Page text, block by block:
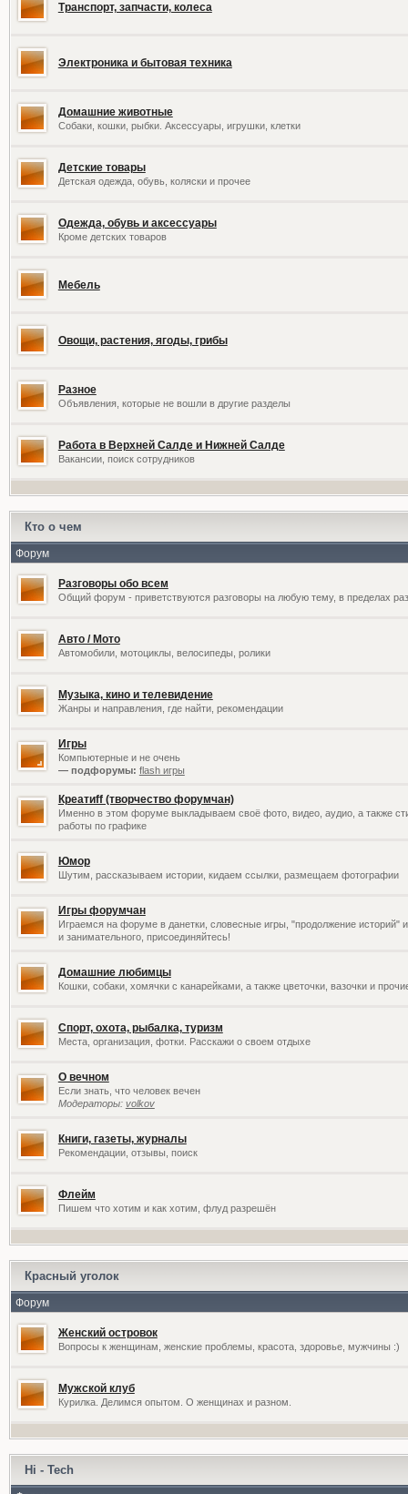
Транспорт, запчасти, колеса
Электроника и бытовая техника
Домашние животные
Собаки, кошки, рыбки. Аксессуары, игрушки, клетки
Детские товары
Детская одежда, обувь, коляски и прочее
Одежда, обувь и аксессуары
Кроме детских товаров
Мебель
Овощи, растения, ягоды, грибы
Разное
Объявления, которые не вошли в другие разделы
Работа в Верхней Салде и Нижней Салде
Вакансии, поиск сотрудников
Кто о чем
Форум
Разговоры обо всем
Общий форум - приветствуются разговоры на любую тему, в пределах
Авто / Мото
Автомобили, мотоциклы, велосипеды, ролики
Музыка, кино и телевидение
Жанры и направления, где найти, рекомендации
Игры
Компьютерные и не очень
— подфорумы: flash игры
Креатиff (творчество форумчан)
Именно в этом форуме выкладываем своё фото, видео, аудио, а также
работы по графике
Юмор
Шутим, рассказываем истории, кидаем ссылки, размещаем фотографии
Игры форумчан
Играемся на форуме в данетки, словесные игры, "продолжение историй"
и занимательного, присоединяйтесь!
Домашние любимцы
Кошки, собаки, хомячки с канарейками, а также цветочки, вазочки и
Спорт, охота, рыбалка, туризм
Места, организация, фотки. Расскажи о своем отдыхе
О вечном
Если знать, что человек вечен
Модераторы: volkov
Книги, газеты, журналы
Рекомендации, отзывы, поиск
Флейм
Пишем что хотим и как хотим, флуд разрешён
Красный уголок
Форум
Женский островок
Вопросы к женщинам, женские проблемы, красота, здоровье, мужчины :)
Мужской клуб
Курилка. Делимся опытом. О женщинах и разном.
Hi - Tech